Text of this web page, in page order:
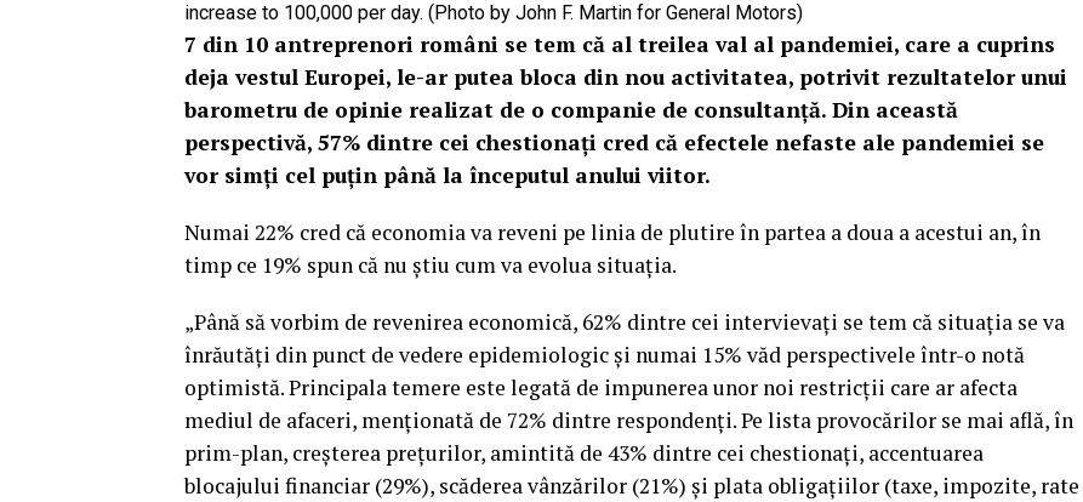
increase to 100,000 per day. (Photo by John F. Martin for General Motors)
7 din 10 antreprenori români se tem că al treilea val al pandemiei, care a cuprins
deja vestul Europei, le-ar putea bloca din nou activitatea, potrivit rezultatelor unui
barometru de opinie realizat de o companie de consultanţă. Din această
perspectivă, 57% dintre cei chestionați cred că efectele nefaste ale pandemiei se
vor simți cel puțin până la începutul anului viitor.
Numai 22% cred că economia va reveni pe linia de plutire în partea a doua a acestui an, în
timp ce 19% spun că nu ştiu cum va evolua situaţia.
„Până să vorbim de revenirea economică, 62% dintre cei intervievaţi se tem că situaţia se va
înrăutăţi din punct de vedere epidemiologic şi numai 15% văd perspectivele într-o notă
optimistă. Principala temere este legată de impunerea unor noi restricţii care ar afecta
mediul de afaceri, menţionată de 72% dintre respondenţi. Pe lista provocărilor se mai află, în
prim-plan, creşterea preţurilor, amintită de 43% dintre cei chestionaţi, accentuarea
blocajului financiar (29%), scăderea vânzărilor (21%) şi plata obligaţiilor (taxe, impozite, rate